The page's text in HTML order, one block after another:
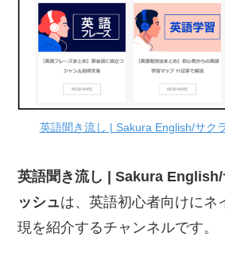
英語聞き流し | Sakura English/サク
英語聞き流し | Sakura English/
ッシュは、英語初心者向けにネ
現を紹介するチャンネルです。